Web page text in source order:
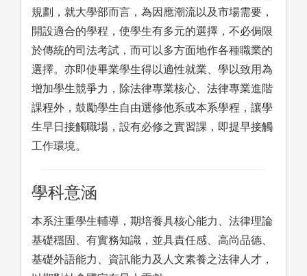
規劃，就大學部而言，為因應潮流以及市場需要，
開設適合的學程，使學生有多元的選擇，不必侷限
於傳統的司法考試，而可以多方面地作各種職業的
選擇。亦即使畢業學生得以適性就業、學以致用為
增加學生競爭力，除法律專業核心、法律專業進階
課程外，鼓勵學生自由選修他系或本系學程，讓學
生早日接觸職場，設有必修之實習課，即提早接觸
工作環境。
學科意涵
本系注重學生輔導，期培養具核心能力、法律理論
基礎穩固、有實務知識，並具責任感、高尚品德、
基礎外語能力、資訊能力及人文素養之法律人才，